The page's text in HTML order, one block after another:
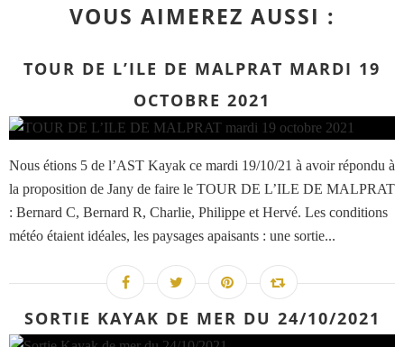
VOUS AIMEREZ AUSSI :
TOUR DE L’ILE DE MALPRAT MARDI 19
OCTOBRE 2021
Nous étions 5 de l’AST Kayak ce mardi 19/10/21 à avoir répondu à
la proposition de Jany de faire le TOUR DE L’ILE DE MALPRAT
: Bernard C, Bernard R, Charlie, Philippe et Hervé. Les conditions
météo étaient idéales, les paysages apaisants : une sortie...
SORTIE KAYAK DE MER DU 24/10/2021